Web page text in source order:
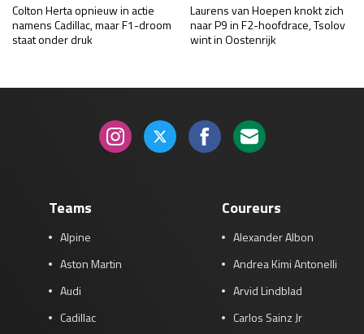
Colton Herta opnieuw in actie
namens Cadillac, maar F1-droom
staat onder druk
Laurens van Hoepen knokt zich
naar P9 in F2-hoofdrace, Tsolov
wint in Oostenrijk
Teams
Alpine
Aston Martin
Audi
Cadillac
Coureurs
Alexander Albon
Andrea Kimi Antonelli
Arvid Lindblad
Carlos Sainz Jr